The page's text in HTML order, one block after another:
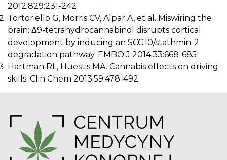
2012;829:231-242
Tortoriello G, Morris CV, Alpar A, et al. Miswiring the
brain: Δ9-tetrahydrocannabinol disrupts cortical
development by inducing an SCG10/stathmin-2
degradation pathway. EMBO J 2014;33:668-685
Hartman RL, Huestis MA. Cannabis effects on driving
skills. Clin Chem 2013;59:478-492